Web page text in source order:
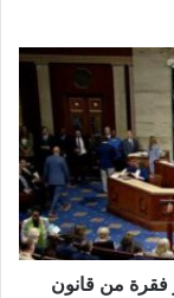
من قانون